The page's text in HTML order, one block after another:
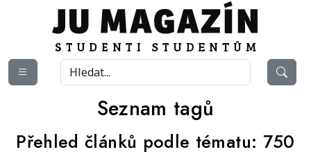
Seznam tagů
Přehled článků podle tématu: 750